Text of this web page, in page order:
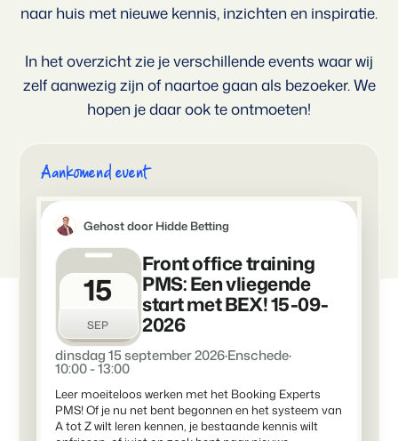
App Store
Business Intelligence
Maak betere keuzes op basis van data.
Bied transparantie aan eigenaren.
Website Integratie
Heb je al een website? Integratie is mogelijk.
Overstappen naar BEX
Klaar om te groeien?
BEX CMS
Breng je merk tot leven met onze websitebouwer.
Resorts
Campings
Kampeerplaatsen, glamping tenten en caravans.
Verhuurorganisaties
Exclusieve verhuur en resellers.
Projectontwikkelaars
Vastgoed en nieuwbouwprojecten.
Kleinschalige recreatiebedrijven
Vakantieboerderijen, appartementen en boetiekhotels
BEX Educate | NextGen
Blog
Lees over trends in de sector en krijg tips.
Kom in contact
Customer Success
Krijg antwoord op jouw vragen.
Developers
Ontwikkel jouw oplossing met onze open API.
Overstappen naar BEX
Klaar om te groeien?
Partners
BEX Overzicht
Voor campings
Overstappen naar BEX
NL
naar huis met nieuwe kennis, inzichten en inspiratie.
In het overzicht zie je verschillende events waar wij
zelf aanwezig zijn of naartoe gaan als bezoeker. We
hopen je daar ook te ontmoeten!
Aankomend event
Gehost door Hidde Betting
15
SEP
Front office training
PMS: Een vliegende
start met BEX! 15-09-
2026
dinsdag 15 september 2026·Enschede·
10:00 - 13:00
Leer moeiteloos werken met het Booking Experts
PMS! Of je nu net bent begonnen en het systeem van
A tot Z wilt leren kennen, je bestaande kennis wilt